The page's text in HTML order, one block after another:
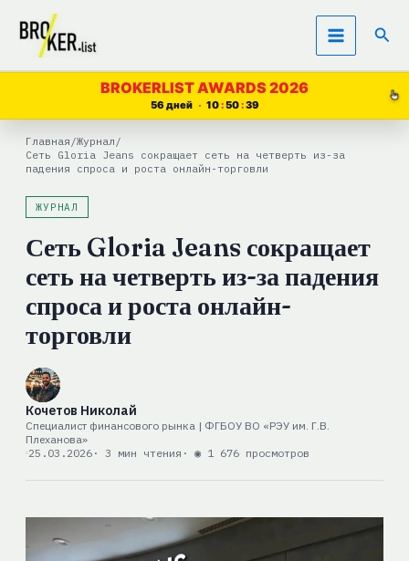
Перейти
содержимому
BROKERLIST AWARDS 2026
56 дней 10 50 39
Главная /Журнал /
Сеть Gloria Jeans сокращает сеть на четверть из-за
падения спроса и роста онлайн-торговли
ЖУРНАЛ
Сеть Gloria Jeans сокращает
сеть на четверть из-за падения
спроса и роста онлайн-
торговли
Кочетов Николай
Специалист финансового рынка | ФГБОУ ВО «РЭУ им. Г.В.
Плеханова»
25.03.2026· 3 мин чтения · ◉ 1 676 просмотров